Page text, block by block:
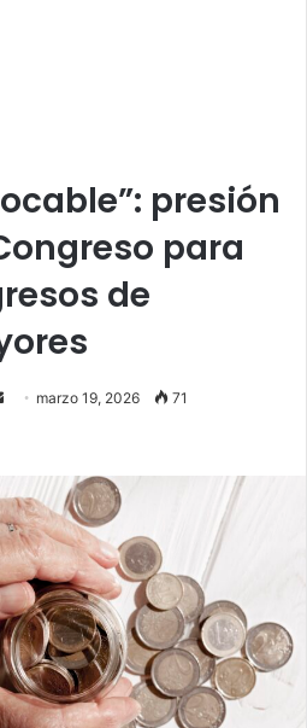
presión
para
de
Send marzo 19, 2026 71